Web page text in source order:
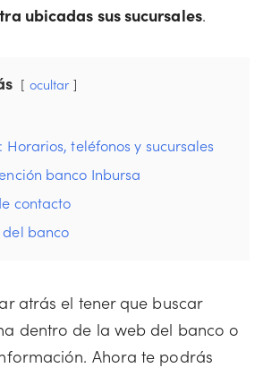
ubicadas sus sucursales.
ocultar
Horarios, teléfonos y sucursales
banco Inbursa
contacto
del banco
atrás el tener que buscar
dentro de la web del banco o
Ahora te podrás